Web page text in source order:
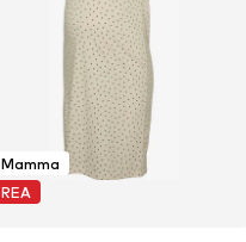
Mamma
REA